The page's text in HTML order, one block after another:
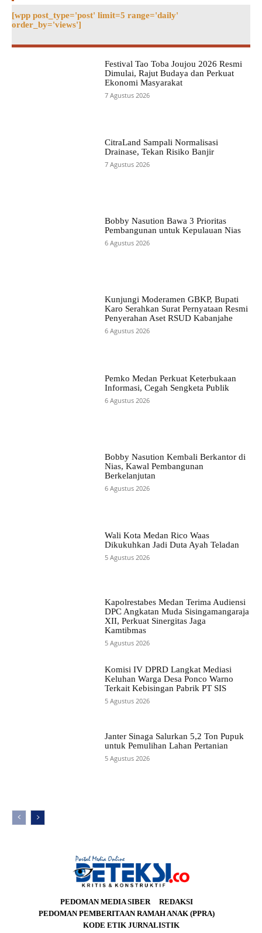
[wpp post_type='post' limit=5 range='daily'
order_by='views']
Festival Tao Toba Joujou 2026 Resmi
Dimulai, Rajut Budaya dan Perkuat
Ekonomi Masyarakat
7 Agustus 2026
CitraLand Sampali Normalisasi
Drainase, Tekan Risiko Banjir
7 Agustus 2026
Bobby Nasution Bawa 3 Prioritas
Pembangunan untuk Kepulauan Nias
6 Agustus 2026
Kunjungi Moderamen GBKP, Bupati
Karo Serahkan Surat Pernyataan Resmi
Penyerahan Aset RSUD Kabanjahe
6 Agustus 2026
Pemko Medan Perkuat Keterbukaan
Informasi, Cegah Sengketa Publik
6 Agustus 2026
Bobby Nasution Kembali Berkantor di
Nias, Kawal Pembangunan
Berkelanjutan
6 Agustus 2026
Wali Kota Medan Rico Waas
Dikukuhkan Jadi Duta Ayah Teladan
5 Agustus 2026
Kapolrestabes Medan Terima Audiensi
DPC Angkatan Muda Sisingamangaraja
XII, Perkuat Sinergitas Jaga
Kamtibmas
5 Agustus 2026
Komisi IV DPRD Langkat Mediasi
Keluhan Warga Desa Ponco Warno
Terkait Kebisingan Pabrik PT SIS
5 Agustus 2026
Janter Sinaga Salurkan 5,2 Ton Pupuk
untuk Pemulihan Lahan Pertanian
5 Agustus 2026
PEDOMAN MEDIA SIBER
REDAKSI
PEDOMAN PEMBERITAAN RAMAH ANAK (PPRA)
KODE ETIK JURNALISTIK